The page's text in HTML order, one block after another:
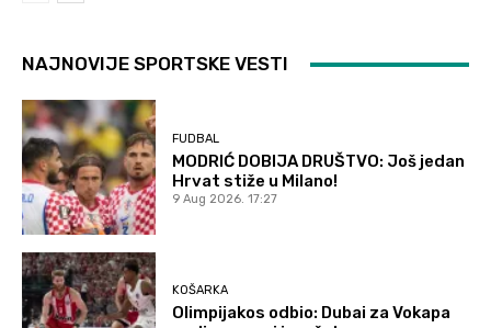
NAJNOVIJE SPORTSKE VESTI
FUDBAL
MODRIĆ DOBIJA DRUŠTVO: Još jedan
Hrvat stiže u Milano!
9 Aug 2026. 17:27
KOŠARKA
Olimpijakos odbio: Dubai za Vokapa